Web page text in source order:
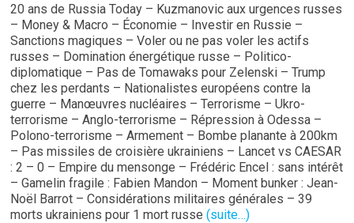
20 ans de Russia Today – Kuzmanovic aux urgences russes
– Money & Macro – Économie – Investir en Russie –
Sanctions magiques – Voler ou ne pas voler les actifs
russes – Domination énergétique russe – Politico-
diplomatique – Pas de Tomawaks pour Zelenski – Trump
chez les perdants – Nationalistes européens contre la
guerre – Manœuvres nucléaires – Terrorisme – Ukro-
terrorisme – Anglo-terrorisme – Répression à Odessa –
Polono-terrorisme – Armement – Bombe planante à 200km
– Pas missiles de croisière ukrainiens – Lancet vs CAESAR
: 2 – 0 – Empire du mensonge – Frédéric Encel : sans intérêt
– Gamelin fragile : Fabien Mandon – Moment bunker : Jean-
Noël Barrot – Considérations militaires générales – 39
morts ukrainiens pour 1 mort russe(suite…)